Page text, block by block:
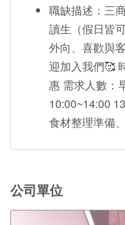
職缺描述：三
讀生（假日皆
外向、喜歡與
迎加入我們🥰
惠 需求人數：
10:00~14:00
食材整理準備
公司單位